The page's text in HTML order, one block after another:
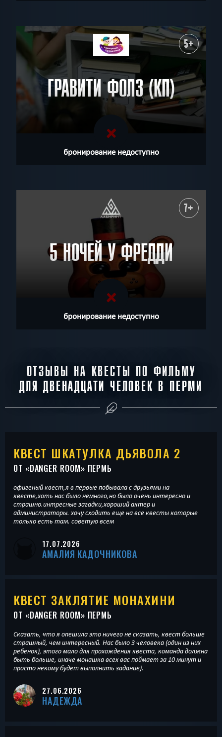
5+
ГРАВИТИ ФОЛЗ (КП)
бронирование недоступно
7+
5 НОЧЕЙ У ФРЕДДИ
бронирование недоступно
ОТЗЫВЫ НА КВЕСТЫ ПО ФИЛЬМУ
ДЛЯ ДВЕНАДЦАТИ ЧЕЛОВЕК В ПЕРМИ
КВЕСТ ШКАТУЛКА ДЬЯВОЛА 2
ОТ «DANGER ROOM» ПЕРМЬ
офигеный квест,я в первые побывала с друзьями на
квесте,хоть нас было немного,но было очень интересно и
страшно.интресные загадки,хороший актер и
администраторы. хочу сходить еще на все квесты которые
только есть там. советую всем
17.07.2026
АМАЛИЯ КАДОЧНИКОВА
КВЕСТ ЗАКЛЯТИЕ МОНАХИНИ
ОТ «DANGER ROOM» ПЕРМЬ
Сказать, что я опешила это ничего не сказать, квест больше
страшный, чем интересный. Нас было 3 человека (один из них
ребенок), этого мало для прохождения квеста, команда должна
быть больше, иначе монашка всех вас поймает за 10 минут и
просто некому будет выполнить задание).
27.06.2026
НАДЕЖДА